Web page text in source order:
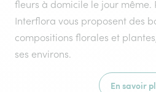
fleurs à domicile le jour même.
Interflora vous proposent des
compositions florales et
ses environs.
En savoir